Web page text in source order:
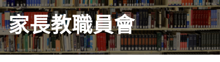
家長教職員會